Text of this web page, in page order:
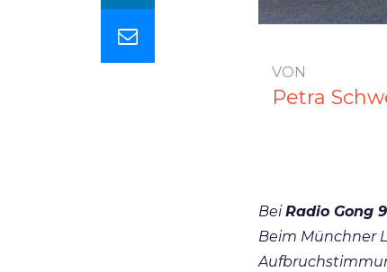
VON
Petra
BeiRadio Gong
Beim Münchner